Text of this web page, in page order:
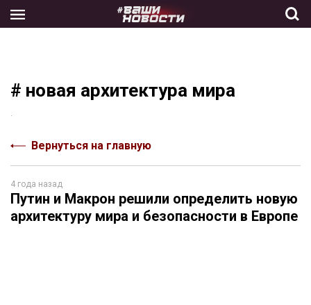
the
# новая архитектура мира
Вернуться на главную
4 года назад
Путин и Макрон решили определить новую
архитектуру мира и безопасности в Европе